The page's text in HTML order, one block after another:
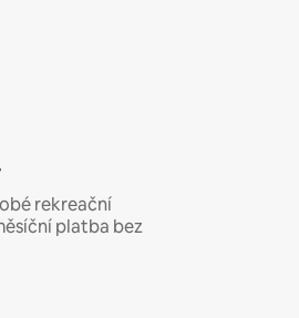
rekreační
platba bez